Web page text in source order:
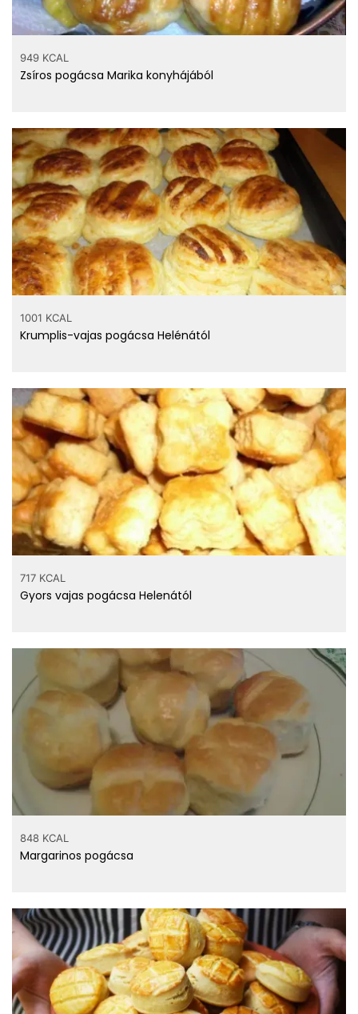
949 KCAL
Zsíros pogácsa Marika konyhájából
1001 KCAL
Krumplis-vajas pogácsa Helénától
717 KCAL
Gyors vajas pogácsa Helenától
848 KCAL
Margarinos pogácsa